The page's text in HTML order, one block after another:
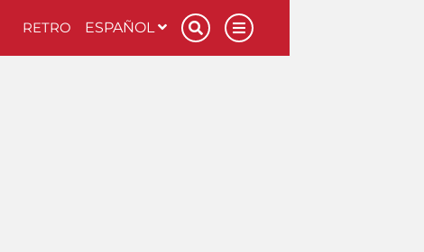
RETRO ESPAÑOL